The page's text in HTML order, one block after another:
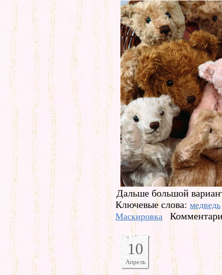
Дальше большой
Ключевые слова: медведь
Маскировка
10
Апрель